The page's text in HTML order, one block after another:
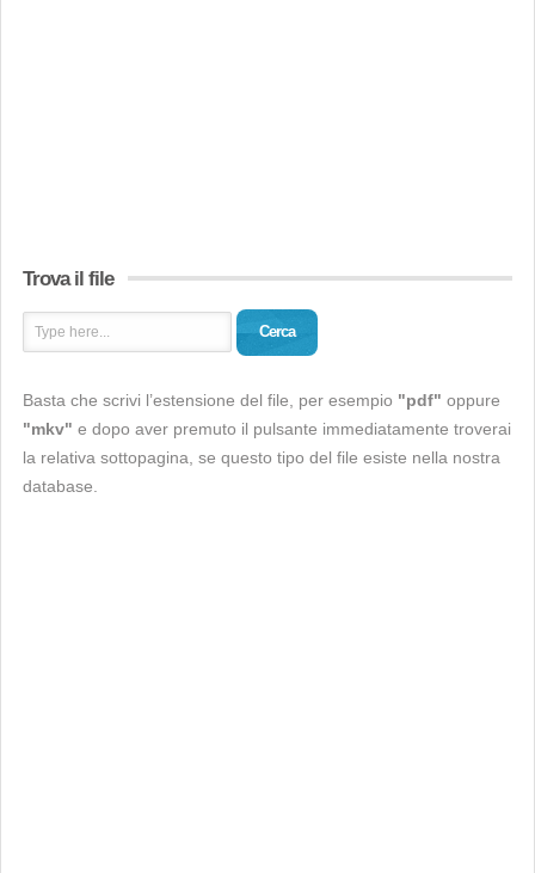
Trova il file
Cerca
Basta che scrivi l’estensione del file, per esempio "pdf" oppure
"mkv" e dopo aver premuto il pulsante immediatamente troverai
la relativa sottopagina, se questo tipo del file esiste nella nostra
database.